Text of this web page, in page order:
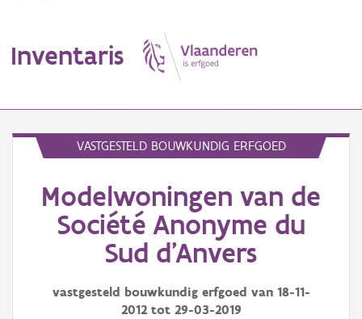
Inventaris
Erfgoedobject
Aanduidingsobject
VASTGESTELD BOUWKUNDIG ERFGOED
Modelwoningen van de
Société Anonyme du
Sud d'Anvers
vastgesteld bouwkundig erfgoed van 18-11-
2012tot 29-03-2019